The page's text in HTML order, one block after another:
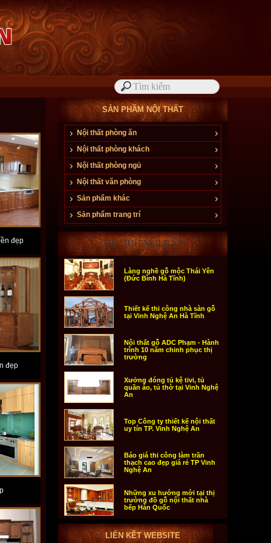
đẹp
đẹp
SẢN PHẨM NỘI THẤT
Nội thất phòng ăn
Nội thất phòng khách
Nội thất phòng ngủ
Nội thất văn phòng
Sản phẩm khác
Sản phẩm trang trí
TIN TỨC NỔI BẬT
Làng nghề gỗ mộc Thái Yên
(Đức Bình Hà Tĩnh)
Thiết kế thi công nhà sàn gỗ
tại Vinh Nghệ An Hà Tĩnh
Nội thất gỗ ADC Phạm - Hành
trình 10 năm chinh phục thị
trường
Xưởng đóng tủ kệ tivi, tủ
quần áo, tủ thờ tại Vinh Nghệ
An
Top Công ty thiết kế nội thất
uy tín TP. Vinh Nghệ An
Báo giá thi công làm trần
thạch cao đẹp giá rẻ TP Vinh
Nghệ An
Những xu hướng mới tại thị
trường đồ gỗ nội thất nhà
bếp Hàn Quốc
LIÊN KẾT WEBSITE